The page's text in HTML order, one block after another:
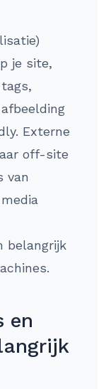
je site,
Externe
off-site
van
belangrijk
en